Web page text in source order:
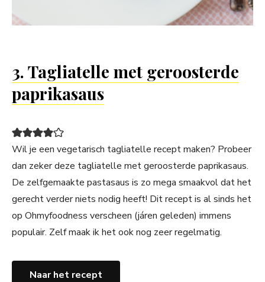
3. Tagliatelle met geroosterde
paprikasaus
Wil je een vegetarisch tagliatelle recept maken? Probeer
dan zeker deze tagliatelle met geroosterde paprikasaus.
De zelfgemaakte pastasaus is zo mega smaakvol dat het
gerecht verder niets nodig heeft! Dit recept is al sinds het
op Ohmyfoodness verscheen (járen geleden) immens
populair. Zelf maak ik het ook nog zeer regelmatig.
Naar het recept